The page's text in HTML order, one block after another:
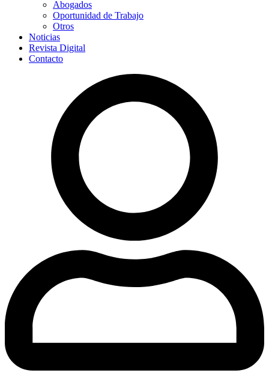
Abogados
Oportunidad de Trabajo
Otros
Noticias
Revista Digital
Contacto